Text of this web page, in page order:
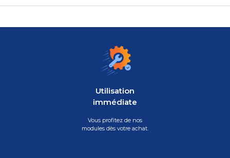
Utilisation
immédiate
Vous profitez de nos
modules dès votre achat.